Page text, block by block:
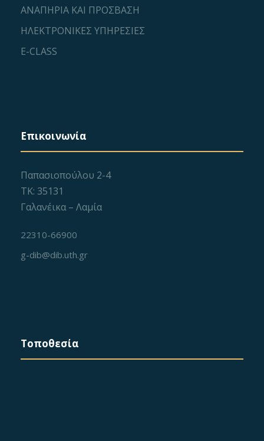
ΑΝΑΠΗΡΙΑ ΚΑΙ ΠΡΟΣΒΑΣΗ
ΗΛΕΚΤΡΟΝΙΚΕΣ ΥΠΗΡΕΣΙΕΣ
E-CLASS
Επικοινωνία
Παπασιοπούλου 2-4
ΤΚ: 35131
Γαλανέικα – Λαμία
22310-66900
g-dib@dib.uth.gr
Τοποθεσία